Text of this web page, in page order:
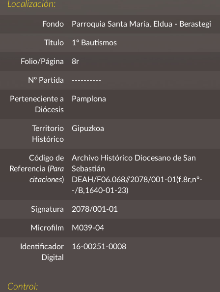
Localización:
Fondo Parroquia Santa María, Eldua - Berastegi
Título 1º Bautismos
Folio/Página 8r
Nº Partida ----------
Perteneciente a
Diócesis
Pamplona
Territorio
Histórico
Gipuzkoa
Código de
Referencia (Para
citaciones)
Archivo Histórico Diocesano de San
Sebastián
DEAH/F06.068//2078/001-01(f.8r,nº-
-/B,1640-01-23)
Signatura 2078/001-01
Microfilm M039-04
Identificador
Digital
16-00251-0008
Control: